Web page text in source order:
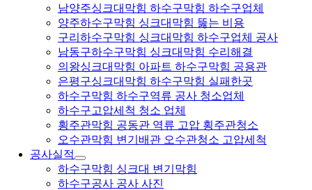
남양주싱크대막힘 하수구막힘 하수구업체
양주하수구막힘 싱크대막힘 뚫는 비용
구리하수구막힘 싱크대막힘 하수구업체 공사
남동구하수구막힘 싱크대막힘 수리해결
의왕싱크대막힘 아파트 하수구막힘 공용관
은평구싱크대막힘 하수구막힘 실패한곳
하수구막힘 하수구역류 공사 청소업체
하수구고압세척 청소 업체
횡주관막힘 공동관 역류 고압 횡주관청소
오수관막힘 변기배관 오수관청소 고압세척
공사실적
하수구막힘 싱크대 변기막힘
하수구공사 공사 사진